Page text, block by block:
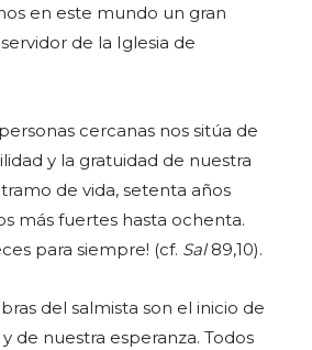
en este mundo un gran
de la Iglesia de
cercanas nos sitúa de
y la gratuidad de nuestra
de vida, setenta años
más fuertes hasta ochenta.
para siempre! (cf. Sal89,10).
del salmista son el inicio de
de nuestra esperanza. Todos